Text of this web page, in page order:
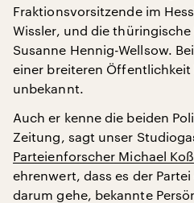
Fraktionsvorsitzende im
Wissler, und die
Susanne Hennig-Wellsow.
einer breiteren Öffentlichkeit
unbekannt.
Auch er kenne die beiden
Zeitung, sagt unser
Parteienforscher Michael Koß
ehrenwert, dass es der
darum gehe, bekannte